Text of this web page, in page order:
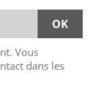
Vous
dans les